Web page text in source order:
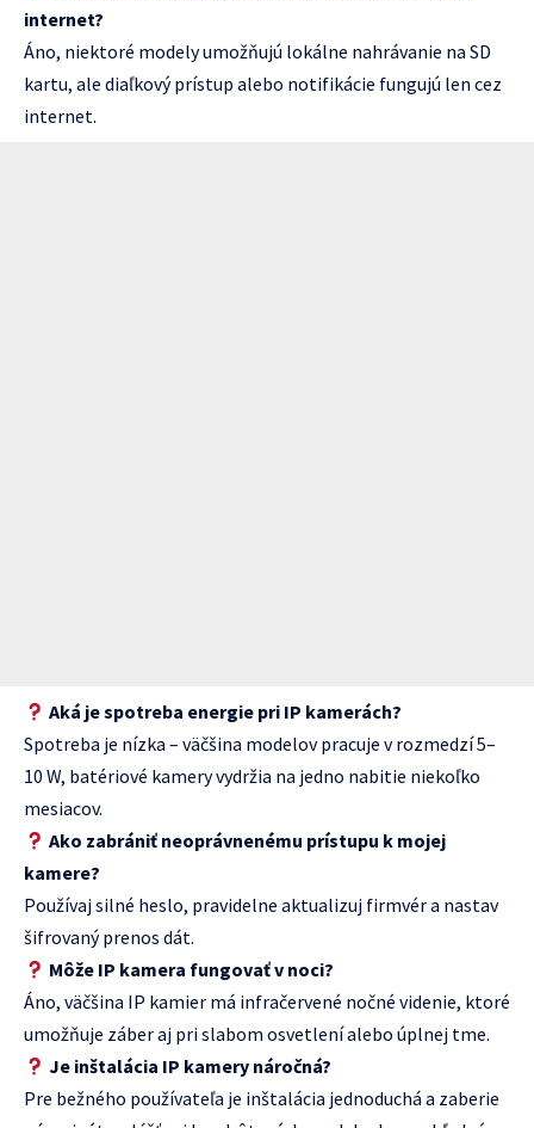
internet?
Áno, niektoré modely umožňujú lokálne nahrávanie na SD
kartu, ale diaľkový prístup alebo notifikácie fungujú len cez
internet.
Aká je spotreba energie pri IP kamerách?
Spotreba je nízka – väčšina modelov pracuje v rozmedzí 5–
10 W, batériové kamery vydržia na jedno nabitie niekoľko
mesiacov.
Ako zabrániť neoprávnenému prístupu k mojej
kamere?
Používaj silné heslo, pravidelne aktualizuj firmvér a nastav
šifrovaný prenos dát.
Môže IP kamera fungovať v noci?
Áno, väčšina IP kamier má infračervené nočné videnie, ktoré
umožňuje záber aj pri slabom osvetlení alebo úplnej tme.
Je inštalácia IP kamery náročná?
Pre bežného používateľa je inštalácia jednoduchá a zaberie